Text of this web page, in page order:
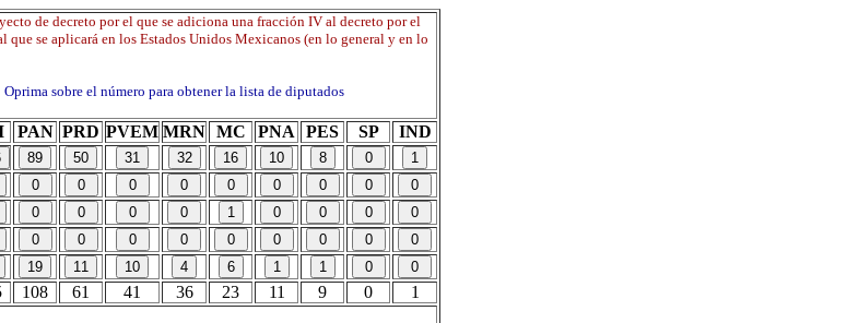
de decreto por el que se adiciona una fracción IV al decreto por el
que se aplicará en los Estados Unidos Mexicanos (en lo general y en lo
el número para obtener la lista de diputados
PAN PRD PVEM MRN MC PNA PES SP
IND
108 61 41 36 23 11 9 0 1